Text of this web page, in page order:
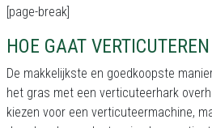
[page-break]
HOE GAAT
De makkelijkste en goedkoopste
het gras met een verticuteerhark
kiezen voor een verticuteermachine,